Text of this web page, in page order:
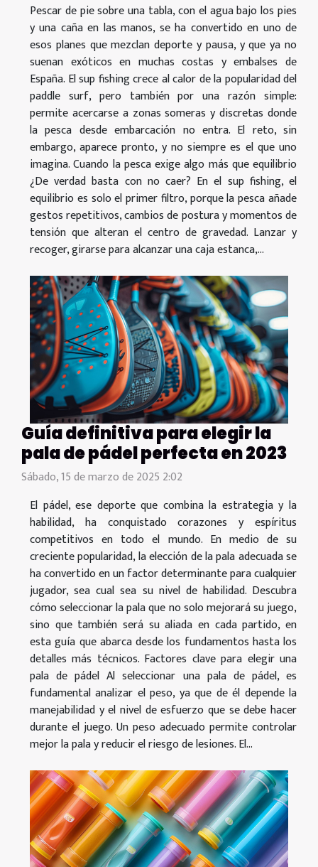
Pescar de pie sobre una tabla, con el agua bajo los pies
y una caña en las manos, se ha convertido en uno de
esos planes que mezclan deporte y pausa, y que ya no
suenan exóticos en muchas costas y embalses de
España. El sup fishing crece al calor de la popularidad del
paddle surf, pero también por una razón simple:
permite acercarse a zonas someras y discretas donde
la pesca desde embarcación no entra. El reto, sin
embargo, aparece pronto, y no siempre es el que uno
imagina. Cuando la pesca exige algo más que equilibrio
¿De verdad basta con no caer? En el sup fishing, el
equilibrio es solo el primer filtro, porque la pesca añade
gestos repetitivos, cambios de postura y momentos de
tensión que alteran el centro de gravedad. Lanzar y
recoger, girarse para alcanzar una caja estanca,...
Guía definitiva para elegir la
pala de pádel perfecta en 2023
Sábado, 15 de marzo de 2025 2:02
El pádel, ese deporte que combina la estrategia y la
habilidad, ha conquistado corazones y espíritus
competitivos en todo el mundo. En medio de su
creciente popularidad, la elección de la pala adecuada se
ha convertido en un factor determinante para cualquier
jugador, sea cual sea su nivel de habilidad. Descubra
cómo seleccionar la pala que no solo mejorará su juego,
sino que también será su aliada en cada partido, en
esta guía que abarca desde los fundamentos hasta los
detalles más técnicos. Factores clave para elegir una
pala de pádel Al seleccionar una pala de pádel, es
fundamental analizar el peso, ya que de él depende la
manejabilidad y el nivel de esfuerzo que se debe hacer
durante el juego. Un peso adecuado permite controlar
mejor la pala y reducir el riesgo de lesiones. El...